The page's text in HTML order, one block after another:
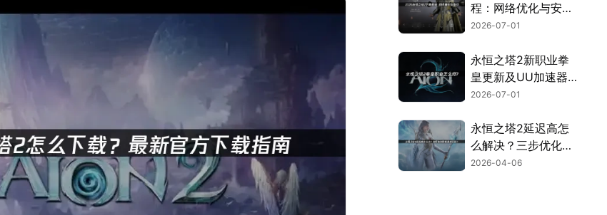
程：网络优化与安装
全流程指南！
2026-07-01
永恒之塔2新职业拳
皇更新及UU加速器
联机优化指南！
2026-07-01
永恒之塔2延迟高怎
么解决？三步优化告
别卡顿畅玩！
2026-04-06